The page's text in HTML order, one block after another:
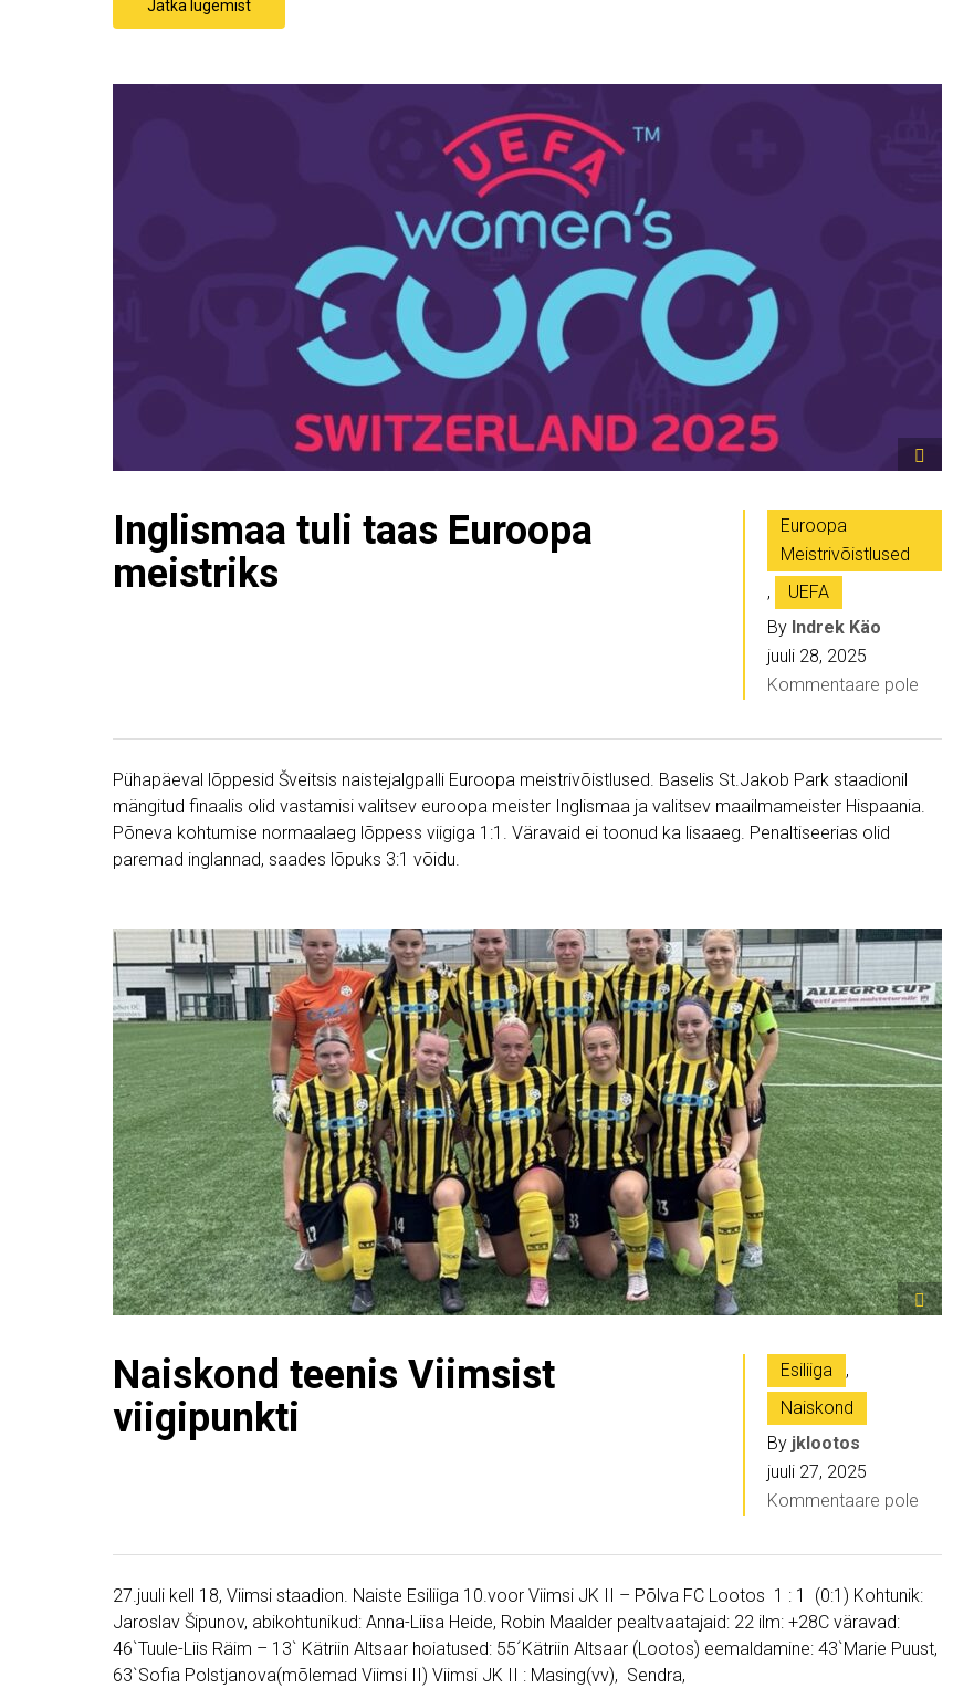
Jätka lugemist
Inglismaa tuli taas Euroopa
meistriks
Euroopa
Meistrivõistlused
,
UEFA
By Indrek Käo
juuli 28, 2025
Kommentaare pole
Pühapäeval lõppesid Šveitsis naistejalgpalli Euroopa meistrivõistlused. Baselis St.Jakob Park staadionil
mängitud finaalis olid vastamisi valitsev euroopa meister Inglismaa ja valitsev maailmameister Hispaania.
Põneva kohtumise normaalaeg lõppess viigiga 1:1. Väravaid ei toonud ka lisaaeg. Penaltiseerias olid
paremad inglannad, saades lõpuks 3:1 võidu.
Naiskond teenis Viimsist
viigipunkti
Esiliiga
,
Naiskond
By jklootos
juuli 27, 2025
Kommentaare pole
27.juuli kell 18, Viimsi staadion. Naiste Esiliiga 10.voor Viimsi JK II – Põlva FC Lootos 1 : 1 (0:1) Kohtunik:
Jaroslav Šipunov, abikohtunikud: Anna-Liisa Heide, Robin Maalder pealtvaatajaid: 22 ilm: +28C väravad:
46`Tuule-Liis Räim – 13` Kätriin Altsaar hoiatused: 55´Kätriin Altsaar (Lootos) eemaldamine: 43`Marie Puust,
63`Sofia Polstjanova(mõlemad Viimsi II) Viimsi JK II : Masing(vv), Sendra,